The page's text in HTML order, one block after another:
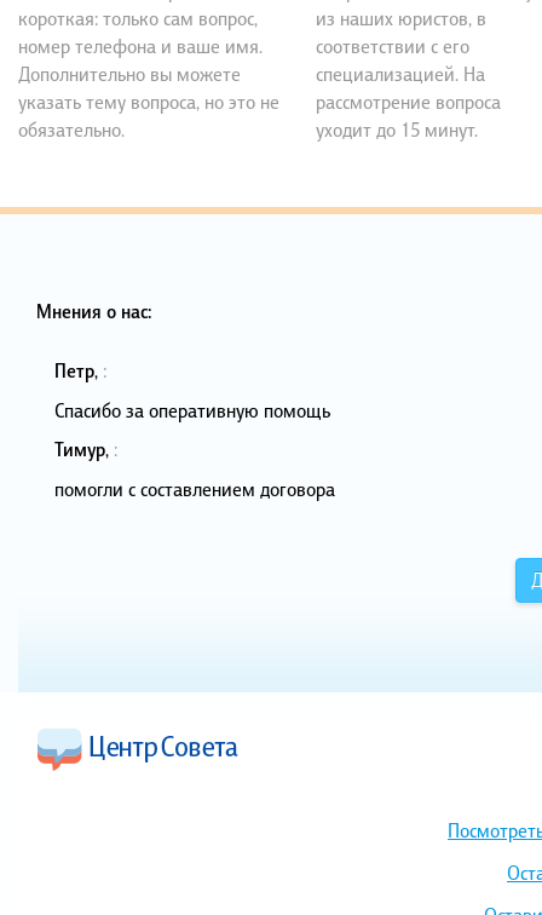
короткая: только сам вопрос,
номер телефона и ваше имя.
Дополнительно вы можете
указать тему вопроса, но это не
обязательно.
из наших юристов, в
соответствии с его
специализацией. На
рассмотрение вопроса
уходит до 15 минут.
Мнения о нас:
Петр, :
Спасибо за оперативную помощь
Тимур, :
помогли с составлением договора